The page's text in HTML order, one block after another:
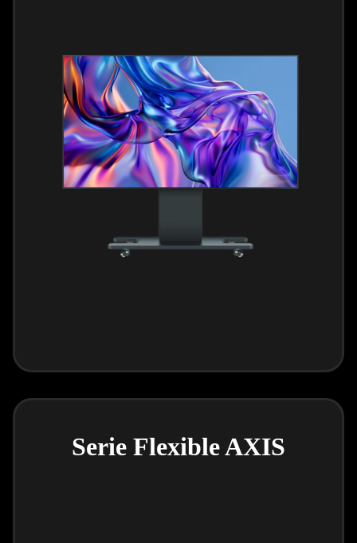
Serie Flexible AXIS